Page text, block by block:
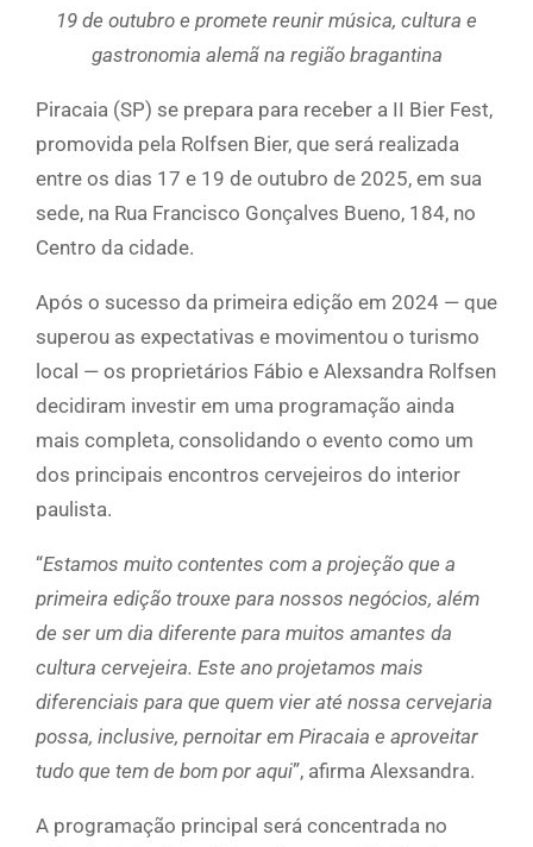
19 de outubro e promete reunir música, cultura e
gastronomia alemã na região bragantina
Piracaia (SP) se prepara para receber a II Bier Fest,
promovida pela Rolfsen Bier, que será realizada
entre os dias 17 e 19 de outubro de 2025, em sua
sede, na Rua Francisco Gonçalves Bueno, 184, no
Centro da cidade.
Após o sucesso da primeira edição em 2024 — que
superou as expectativas e movimentou o turismo
local — os proprietários Fábio e Alexsandra Rolfsen
decidiram investir em uma programação ainda
mais completa, consolidando o evento como um
dos principais encontros cervejeiros do interior
paulista.
“Estamos muito contentes com a projeção que a
primeira edição trouxe para nossos negócios, além
de ser um dia diferente para muitos amantes da
cultura cervejeira. Este ano projetamos mais
diferenciais para que quem vier até nossa cervejaria
possa, inclusive, pernoitar em Piracaia e aproveitar
tudo que tem de bom por aqui”, afirma Alexsandra.
A programação principal será concentrada no